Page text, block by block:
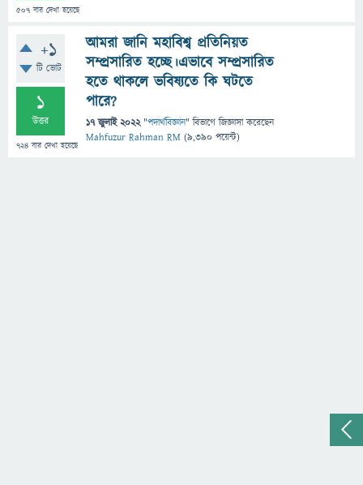
507 বার দেখা হয়েছে
+1
টি ভোট
1
উত্তর
724 বার দেখা হয়েছে
আমরা জানি মহাবিশ্ব প্রতিনিয়ত
সম্প্রসারিত হচ্ছে।এভাবে সম্প্রসারিত
হতে থাকলে ভবিষ্যতে কি ঘটতে
পারে?
17 জুলাই 2022 "পদার্থবিজ্ঞান" বিভাগে জিজ্ঞাসাকরেছেন
Mahfuzur Rahman RM (9,390 পয়েন্ট)